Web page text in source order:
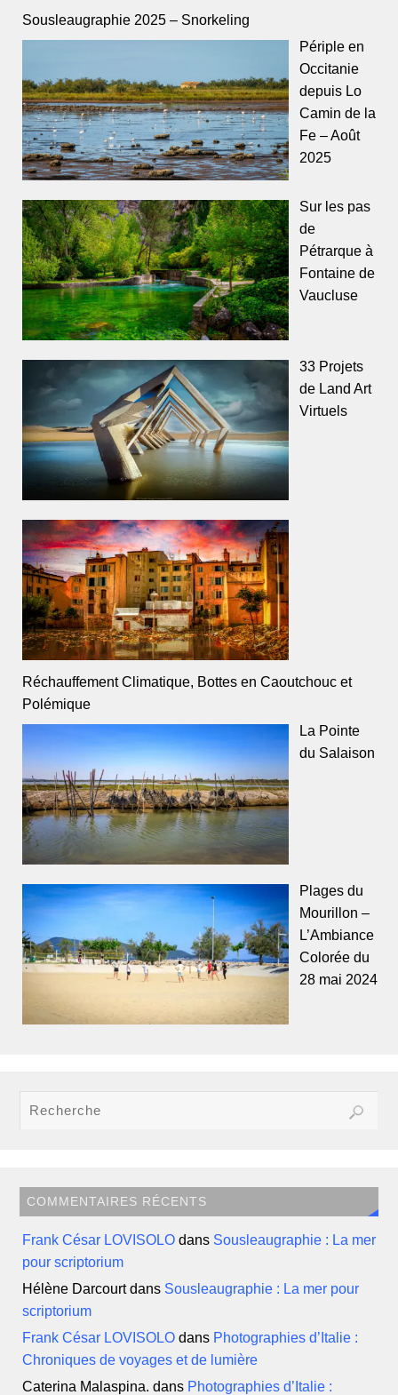
Sousleaugraphie 2025 – Snorkeling
Périple en
Occitanie
depuis Lo
Camin de la
Fe – Août
2025
Sur les pas
de
Pétrarque à
Fontaine de
Vaucluse
33 Projets
de Land Art
Virtuels
Réchauffement Climatique, Bottes en Caoutchouc et
Polémique
La Pointe
du Salaison
Plages du
Mourillon –
L’Ambiance
Colorée du
28 mai 2024
COMMENTAIRES RÉCENTS
Frank César LOVISOLO dans Sousleaugraphie : La mer
pour scriptorium
Hélène Darcourtdans Sousleaugraphie : La mer pour
scriptorium
Frank César LOVISOLO dans Photographies d’Italie :
Chroniques de voyages et de lumière
Caterina Malaspina. dans Photographies d’Italie :